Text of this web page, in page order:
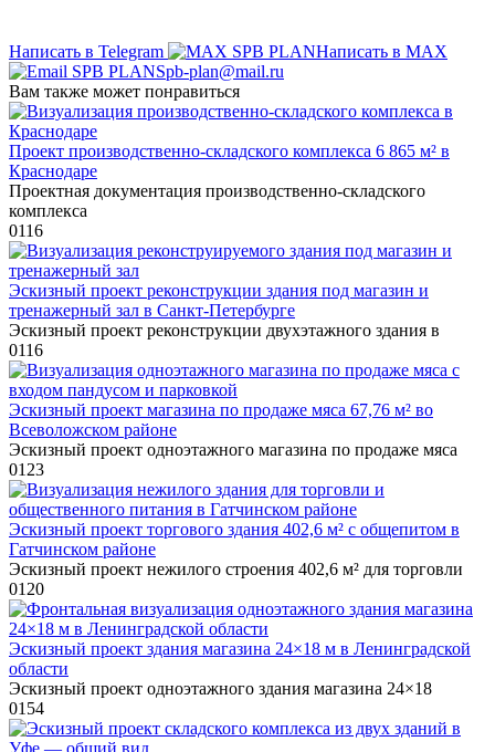
Написать в Telegram
Написать в MAX
Spb-plan@mail.ru
Вам также может понравиться
Проект производственно-складского комплекса 6 865 м² в
Краснодаре
Проектная документация производственно-складского
комплекса
0116
Эскизный проект реконструкции здания под магазин и
тренажерный зал в Санкт-Петербурге
Эскизный проект реконструкции двухэтажного здания в
0116
Эскизный проект магазина по продаже мяса 67,76 м² во
Всеволожском районе
Эскизный проект одноэтажного магазина по продаже мяса
0123
Эскизный проект торгового здания 402,6 м² с общепитом в
Гатчинском районе
Эскизный проект нежилого строения 402,6 м² для торговли
0120
Эскизный проект здания магазина 24×18 м в Ленинградской
области
Эскизный проект одноэтажного здания магазина 24×18
0154